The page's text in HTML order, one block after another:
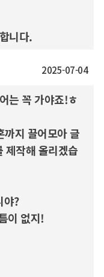
니다.
2025-07-04
는 꼭 가야죠!ㅎ
까지 끌어모아 글
작해 올리겠습
야?
이 없지!